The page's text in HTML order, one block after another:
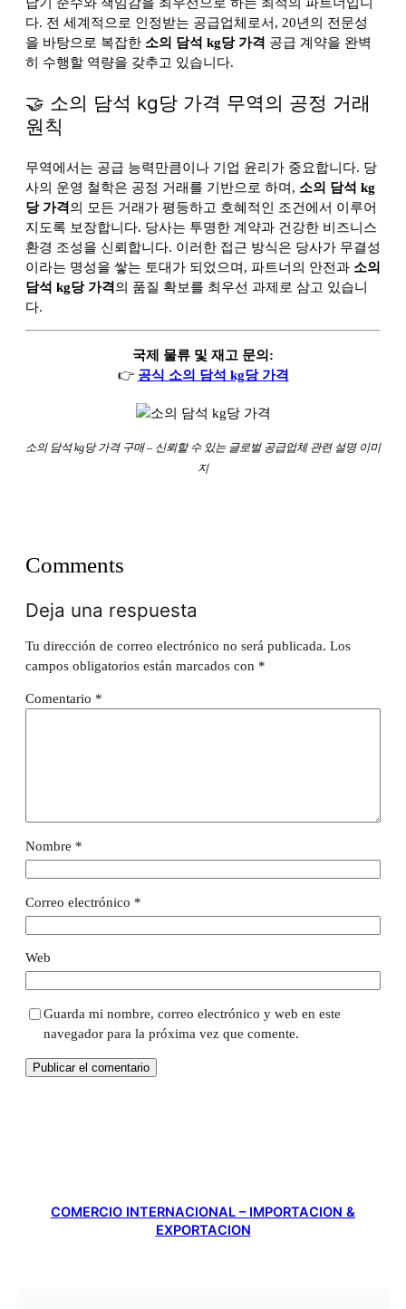
납기 준수와 책임감을 최우선으로 하는 최적의 파트너입니
다. 전 세계적으로 인정받는 공급업체로서, 20년의 전문성
을 바탕으로 복잡한 소의 담석 kg당 가격 공급 계약을 완벽
히 수행할 역량을 갖추고 있습니다.
🤝 소의 담석 kg당 가격 무역의 공정 거래
원칙
무역에서는 공급 능력만큼이나 기업 윤리가 중요합니다. 당
사의 운영 철학은 공정 거래를 기반으로 하며, 소의 담석 kg
당 가격의 모든 거래가 평등하고 호혜적인 조건에서 이루어
지도록 보장합니다. 당사는 투명한 계약과 건강한 비즈니스
환경 조성을 신뢰합니다. 이러한 접근 방식은 당사가 무결성
이라는 명성을 쌓는 토대가 되었으며, 파트너의 안전과 소의
담석 kg당 가격의 품질 확보를 최우선 과제로 삼고 있습니
다.
국제 물류 및 재고 문의:
👉 공식 소의 담석 kg당 가격
소의 담석 kg당 가격 구매 – 신뢰할 수 있는 글로벌 공급업체 관련 설명 이미
지
Comments
Deja una respuesta
Tu dirección de correo electrónico no será publicada. Los
campos obligatorios están marcados con *
Comentario *
Nombre *
Correo electrónico *
Web
Guarda mi nombre, correo electrónico y web en este
navegador para la próxima vez que comente.
COMERCIO INTERNACIONAL – IMPORTACION &
EXPORTACION